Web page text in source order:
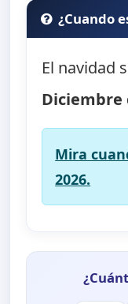
¿Cuando
El navidad
Diciembre
Mira
2026.